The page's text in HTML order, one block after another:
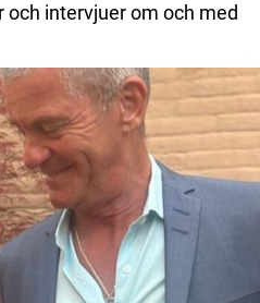
och intervjuer om och med